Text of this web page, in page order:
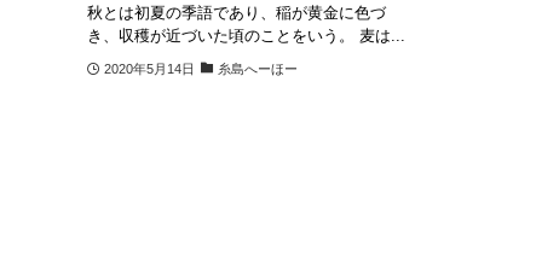
秋とは初夏の季語であり、稲が黄金に色づ
き、収穫が近づいた頃のことをいう。 麦は...
2020年5月14日 糸島へーほー